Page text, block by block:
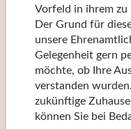
Vorfeld in ihrem zu
Der Grund für
unsere
Gelegenheit gern
möchte, ob Ihre
verstanden
zukünftige
können Sie bei